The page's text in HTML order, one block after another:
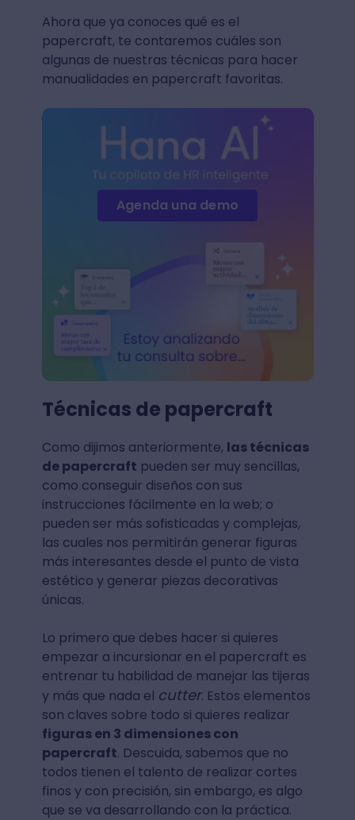
Ahora que ya conoces qué es el
papercraft, te contaremos cuáles son
algunas de nuestras técnicas para hacer
manualidades en papercraft favoritas.
Agenda una demo
Técnicas de papercraft
Como dijimos anteriormente, las técnicas
de papercraft pueden ser muy sencillas,
como conseguir diseños con sus
instrucciones fácilmente en la web; o
pueden ser más sofisticadas y complejas,
las cuales nos permitirán generar figuras
más interesantes desde el punto de vista
estético y generar piezas decorativas
únicas.
Lo primero que debes hacer si quieres
empezar a incursionar en el papercraft es
entrenar tu habilidad de manejar las tijeras
y más que nada el cutter. Estos elementos
son claves sobre todo si quieres realizar
figuras en 3 dimensiones con
papercraft. Descuida, sabemos que no
todos tienen el talento de realizar cortes
finos y con precisión, sin embargo, es algo
que se va desarrollando con la práctica.